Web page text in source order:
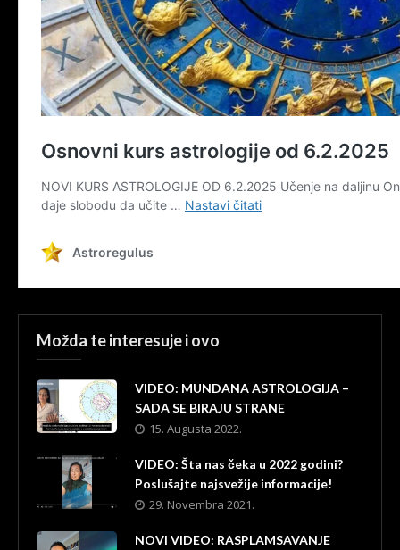
Možda te interesuje i ovo
VIDEO: MUNDANA ASTROLOGIJA –
SADA SE BIRAJU STRANE
15. Augusta 2022.
VIDEO: Šta nas čeka u 2022 godini?
Poslušajte najsvežije informacije!
29. Novembra 2021.
NOVI VIDEO: RASPLAMSAVANJE